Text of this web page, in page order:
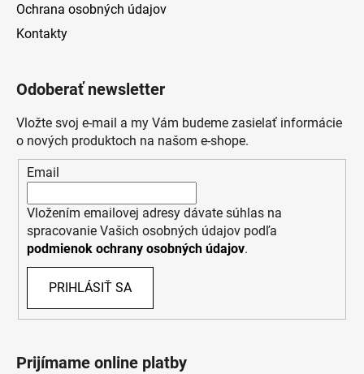
Ochrana osobných údajov
Kontakty
Odoberať newsletter
Vložte svoj e-mail a my Vám budeme zasielať informácie
o nových produktoch na našom e-shope.
Email
Vložením emailovej adresy dávate súhlas na
spracovanie Vašich osobných údajov podľa
podmienok ochrany osobných údajov.
PRIHLÁSIŤ SA
Prijímame online platby